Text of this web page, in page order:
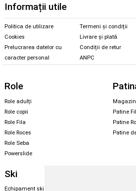
Informații utile
Politica de utilizare
Cookies
Prelucrarea datelor cu
caracter personal
Termeni și condiții
Livrare și plată
Condiții de retur
ANPC
Role
Role adulți
Role copii
Role Fila
Role Roces
Role Seba
Powerslide
Patine
Patine
Patine
Ski
Echipament ski